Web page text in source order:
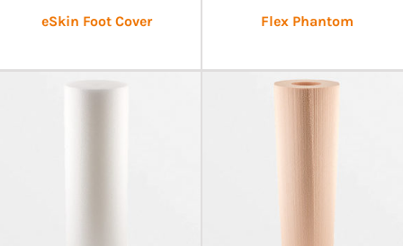
eSkin Foot Cover Flex Phantom